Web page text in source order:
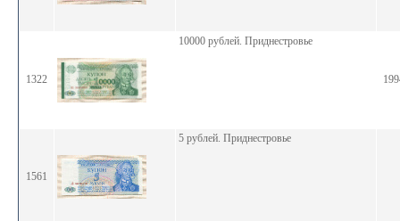
1322
10000 рублей. Приднестровье
1561
5 рублей. Приднестровье